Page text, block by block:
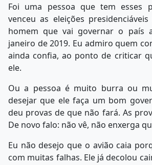
Foi uma pessoa que tem esses
venceu as eleições
homem que vai governar o país
janeiro de 2019. Eu admiro quem
ainda confia, ao ponto de criticar
ele.
Ou a pessoa é muito burra ou
desejar que ele faça um bom
deu provas de que não fará. As
De novo falo: não vê, não enxerga
Eu não desejo que o avião caia
com muitas falhas. Ele já decolou